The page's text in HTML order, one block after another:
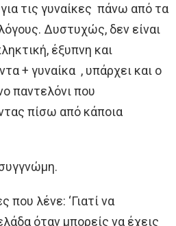
τις γυναίκες πάνω από τα
Δυστυχώς, δεν είναι
έξυπνη και
+ γυναίκα , υπάρχει και ο
παντελόνι που
πίσω από κάποια
που λένε: ‘Γιατί να
όταν μπορείς να έχεις